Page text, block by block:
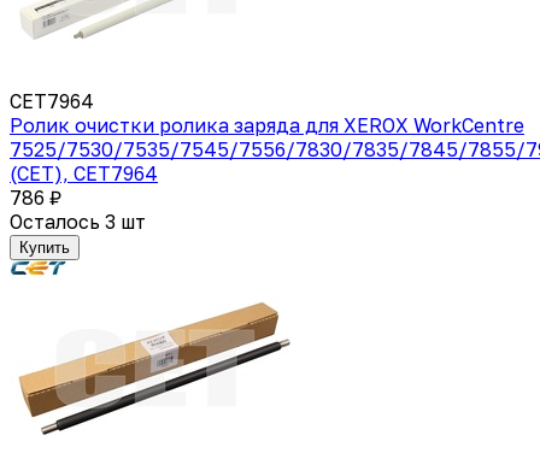
CET7964
Ролик очистки ролика заряда для XEROX WorkCentre
7525/7530/7535/7545/7556/7830/7835/7845/7855/
(CET), CET7964
786 ₽
Осталось 3 шт
Купить